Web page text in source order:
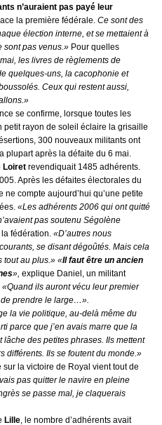
n’auraient pas payé leur
la première fédérale. Ce sont des
élection interne, et se mettaient à
sont pas venus.» Pour quelles
les livres de règlements de
quelques-uns, la cacophonie et
Ceux qui restent aussi,
se confirme, lorsque toutes les
petit rayon de soleil éclaire la grisaille
300 nouveaux militants ont
plupart après la défaite du 6 mai.
Loiret revendiquait 1485 adhérents.
Après les défaites électorales du
compte aujourd’hui qu’une petite
«Les adhérents 2006 qui ont quitté
pas soutenu Ségolène
fédération. «D’autres nous
se disant dégoûtés. Mais cela
tout au plus.» «Il faut être un ancien
», explique Daniel, un militant
«Quand ils auront vécu leur premier
prendre le large…».
la vie politique, au-delà même du
parce que j’en avais marre que la
des petites phrases. Ils mettent
différents. Ils se foutent du monde.»
la victoire de Royal vient tout de
pas quitter le navire en pleine
se passe mal, je claquerais
Lille, le nombre d’adhérents avait